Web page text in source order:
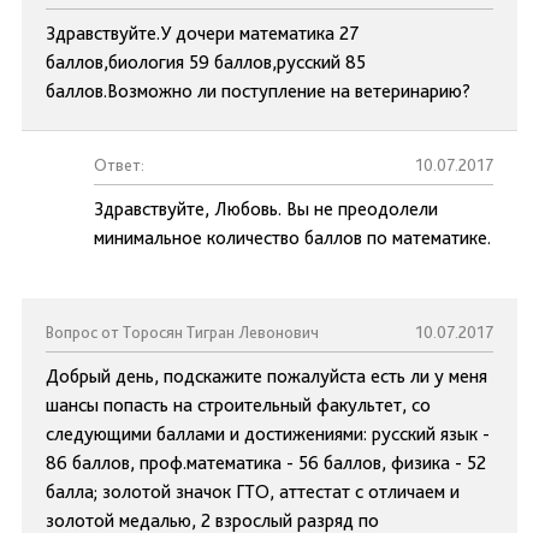
Здравствуйте.У дочери математика 27
баллов,биология 59 баллов,русский 85
баллов.Возможно ли поступление на ветеринарию?
Ответ: 10.07.2017
Здравствуйте, Любовь. Вы не преодолели
минимальное количество баллов по математике.
Вопрос от Торосян Тигран Левонович 10.07.2017
Добрый день, подскажите пожалуйста есть ли у меня
шансы попасть на строительный факультет, со
следующими баллами и достижениями: русский язык -
86 баллов, проф.математика - 56 баллов, физика - 52
балла; золотой значок ГТО, аттестат с отличаем и
золотой медалью, 2 взрослый разряд по